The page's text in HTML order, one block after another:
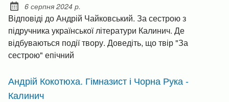
Posted on:
6 серпня 2024 р.
Відповіді до Андрій Чайковський. За сестрою з
підручника української літератури Калинич. Де
відбуваються події твору. Доведіть, що твір "За
сестрою" епічний
Андрій Кокотюха. Гімназист і Чорна Рука -
Калинич